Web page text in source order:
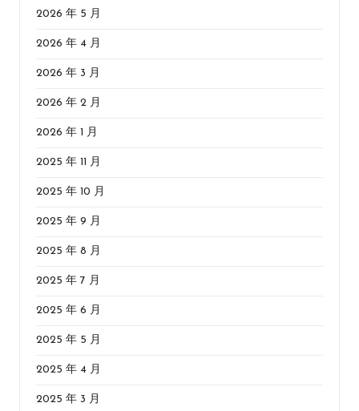
2026 年 5 月
2026 年 4 月
2026 年 3 月
2026 年 2 月
2026 年 1 月
2025 年 11 月
2025 年 10 月
2025 年 9 月
2025 年 8 月
2025 年 7 月
2025 年 6 月
2025 年 5 月
2025 年 4 月
2025 年 3 月